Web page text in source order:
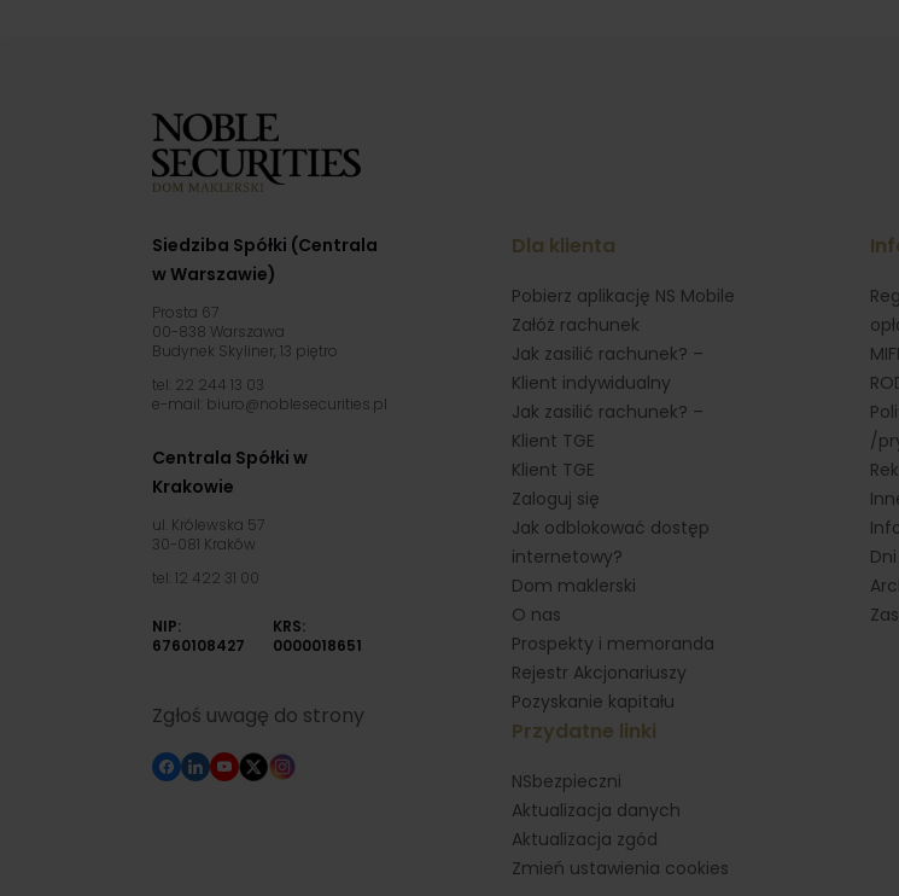
Siedziba Spółki (Centrala
w Warszawie)
Prosta 67
00-838 Warszawa
Budynek Skyliner, 13 piętro
tel: 22 244 13 03
e-mail: biuro@noblesecurities.pl
Centrala Spółki w
Krakowie
ul. Królewska 57
30-081 Kraków
tel: 12 422 31 00
NIP:
6760108427
KRS:
0000018651
Zgłoś uwagę do strony
Dla klienta
Pobierz aplikację NS Mobile
Załóż rachunek
Jak zasilić rachunek? –
Klient indywidualny
Jak zasilić rachunek? –
Klient TGE
Klient TGE
Zaloguj się
Jak odblokować dostęp
internetowy?
Dom maklerski
O nas
Prospekty i memoranda
Rejestr Akcjonariuszy
Pozyskanie kapitału
Przydatne linki
NSbezpieczni
Aktualizacja danych
Aktualizacja zgód
Zmień ustawienia cookies
/